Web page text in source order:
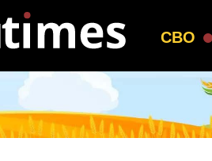
СВО